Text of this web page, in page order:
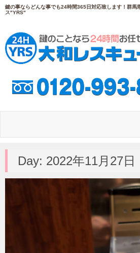
鍵の事ならどんな事でも24時間365日対応致します！群馬
ス"YRS"
Day: 2022年11月27日